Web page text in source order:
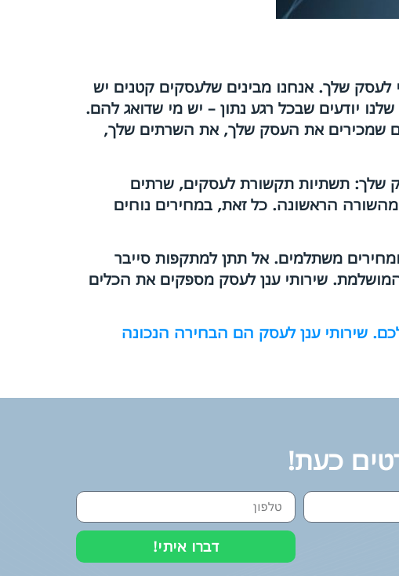
לעסק שלך. אנחנו מבינים שלעסקים קטנים יש
יודעים שבכל רגע נתון – יש מי שדואג להם.
שמכירים את העסק שלך, את השרתים שלך,
שלך: תשתיות תקשורת לעסקים, שרתים
הראשונה. כל זאת, במחירים נוחים
משתלמים. אל תתן למתקפות סייבר
שירותי ענן לעסק מספקים את הכלים
שירותי ענן לעסק הם הבחירה הנכונה
כעת!
דברו איתי!